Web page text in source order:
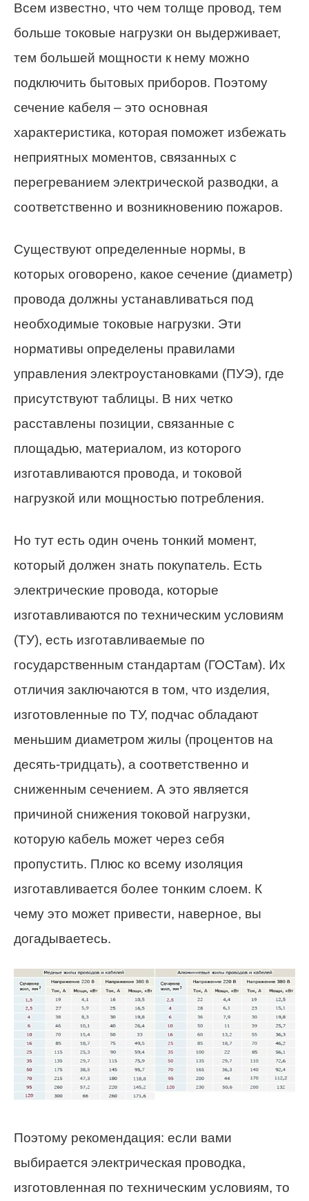
Всем известно, что чем толще провод, тем
больше токовые нагрузки он выдерживает,
тем большей мощности к нему можно
подключить бытовых приборов. Поэтому
сечение кабеля – это основная
характеристика, которая поможет избежать
неприятных моментов, связанных с
перегреванием электрической разводки, а
соответственно и возникновению пожаров.
Существуют определенные нормы, в
которых оговорено, какое сечение (диаметр)
провода должны устанавливаться под
необходимые токовые нагрузки. Эти
нормативы определены правилами
управления электроустановками (ПУЭ), где
присутствуют таблицы. В них четко
расставлены позиции, связанные с
площадью, материалом, из которого
изготавливаются провода, и токовой
нагрузкой или мощностью потребления.
Но тут есть один очень тонкий момент,
который должен знать покупатель. Есть
электрические провода, которые
изготавливаются по техническим условиям
(ТУ), есть изготавливаемые по
государственным стандартам (ГОСТам). Их
отличия заключаются в том, что изделия,
изготовленные по ТУ, подчас обладают
меньшим диаметром жилы (процентов на
десять-тридцать), а соответственно и
сниженным сечением. А это является
причиной снижения токовой нагрузки,
которую кабель может через себя
пропустить. Плюс ко всему изоляция
изготавливается более тонким слоем. К
чему это может привести, наверное, вы
догадываетесь.
Поэтому рекомендация: если вами
выбирается электрическая проводка,
изготовленная по техническим условиям, то